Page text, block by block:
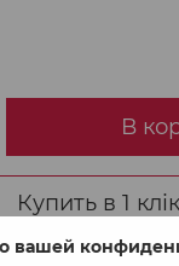
вашей
В
Купить в 1 клік